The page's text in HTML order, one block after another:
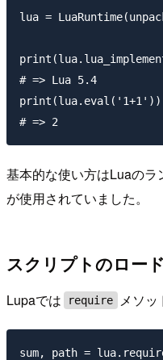
lua =
# => Lua 5.4
print(lua.eval('1+1')) #
基本的な使い方はLuaの
が使用されていました。
スクリプトのロード
Lupaでは require メソッ
sum, path =